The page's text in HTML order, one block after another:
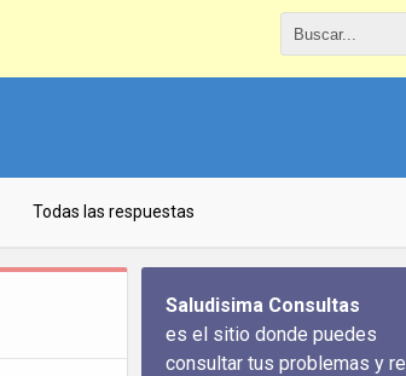
Todas las respuestas
Saludisima Consultas
es el sitio donde puedes
consultar tus problemas y